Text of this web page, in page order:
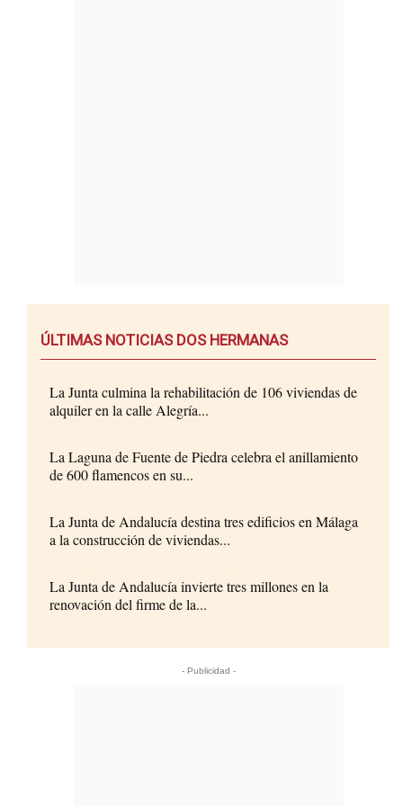
ÚLTIMAS NOTICIAS DOS HERMANAS
La Junta culmina la rehabilitación de 106 viviendas de
alquiler en la calle Alegría...
La Laguna de Fuente de Piedra celebra el anillamiento
de 600 flamencos en su...
La Junta de Andalucía destina tres edificios en Málaga
a la construcción de viviendas...
La Junta de Andalucía invierte tres millones en la
renovación del firme de la...
- Publicidad -